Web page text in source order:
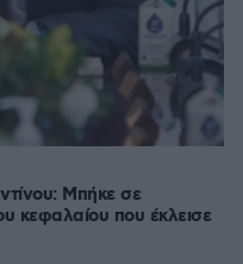
Μπήκε σε
κεφαλαίου που έκλεισε